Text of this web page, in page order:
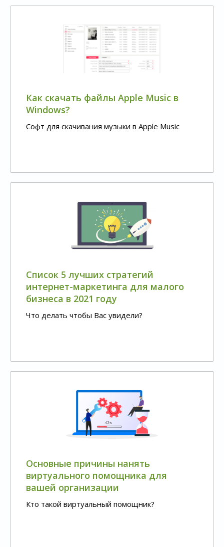
Как скачать файлы Apple Music в
Windows?
Софт для скачивания музыки в Apple Music
Список 5 лучших стратегий
интернет-маркетинга для малого
бизнеса в 2021 году
Что делать чтобы Вас увидели?
Основные причины нанять
виртуального помощника для
вашей организации
Кто такой виртуальный помощник?